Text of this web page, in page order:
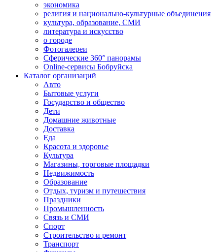
экономика
религия и национально-культурные объединения
культура, образование, СМИ
литература и искусство
о городе
Фотогалереи
Сферические 360° панорамы
Online-сервисы Бобруйска
Каталог организаций
Авто
Бытовые услуги
Государство и общество
Дети
Домашние животные
Доставка
Еда
Красота и здоровье
Культура
Магазины, торговые площадки
Недвижимость
Образование
Отдых, туризм и путешествия
Праздники
Промышленность
Связь и СМИ
Спорт
Строительство и ремонт
Транспорт